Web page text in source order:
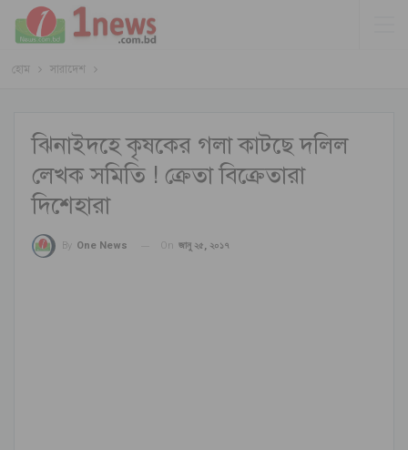
হোম সারাদেশ
ঝিনাইদহে কৃষকের গলা কাটছে দলিল
লেখক সমিতি ! ক্রেতা বিক্রেতারা
দিশেহারা
By One News On জানু ২৫, ২০১৭